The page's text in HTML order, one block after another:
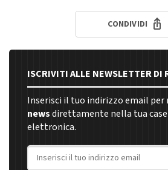
CONDIVIDI
ISCRIVITI ALLE NEWSLETTER DI
Inserisci il tuo indirizzo email per
newsdirettamente nella tua
elettronica.
Indirizzo email